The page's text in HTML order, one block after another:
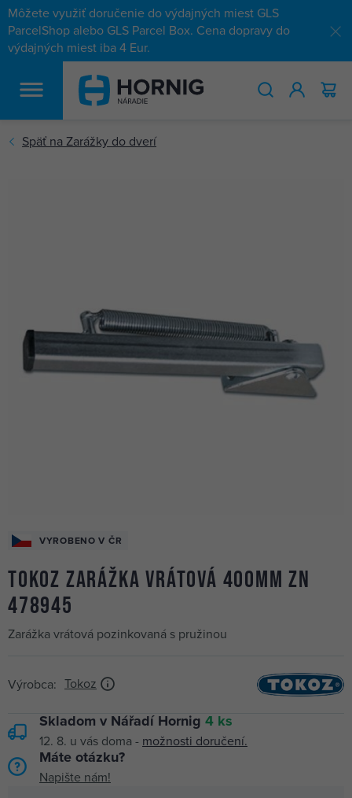
Môžete využiť doručenie do výdajných miest GLS
ParcelShop alebo GLS Parcel Box. Cena dopravy do
výdajných miest iba 4 Eur.
HĽADAŤ
VYROBENO V ČR
TOKOZ zarážka vrátová 400mm Zn
478945
Zarážka vrátová pozinkovaná s pružinou
Výrobca: Tokoz
Skladom v Nářadí Hornig 4 ks
12. 8. u vás doma - možnosti doručení.
Máte otázku?
Napište nám!